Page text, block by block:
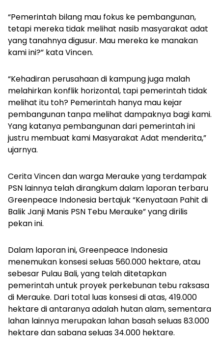
“Pemerintah bilang mau fokus ke pembangunan,
tetapi mereka tidak melihat nasib masyarakat adat
yang tanahnya digusur. Mau mereka ke manakan
kami ini?” kata Vincen.
“Kehadiran perusahaan di kampung juga malah
melahirkan konflik horizontal, tapi pemerintah tidak
melihat itu toh? Pemerintah hanya mau kejar
pembangunan tanpa melihat dampaknya bagi kami.
Yang katanya pembangunan dari pemerintah ini
justru membuat kami Masyarakat Adat menderita,”
ujarnya.
Cerita Vincen dan warga Merauke yang terdampak
PSN lainnya telah dirangkum dalam laporan terbaru
Greenpeace Indonesia bertajuk “Kenyataan Pahit di
Balik Janji Manis PSN Tebu Merauke” yang dirilis
pekan ini.
Dalam laporan ini, Greenpeace Indonesia
menemukan konsesi seluas 560.000 hektare, atau
sebesar Pulau Bali, yang telah ditetapkan
pemerintah untuk proyek perkebunan tebu raksasa
di Merauke. Dari total luas konsesi di atas, 419.000
hektare di antaranya adalah hutan alam, sementara
lahan lainnya merupakan lahan basah seluas 83.000
hektare dan sabana seluas 34.000 hektare.